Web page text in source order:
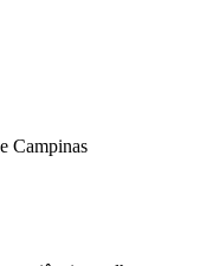
Campinas